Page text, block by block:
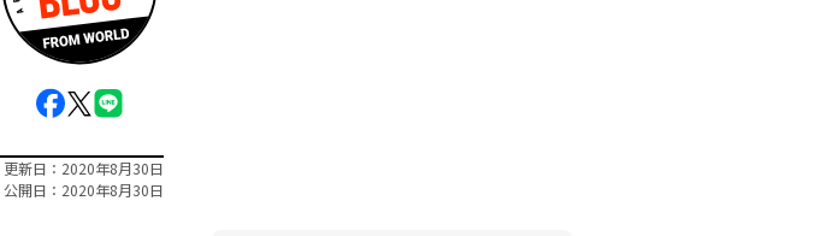
更新日
2020年8月30日
公開日
2020年8月30日